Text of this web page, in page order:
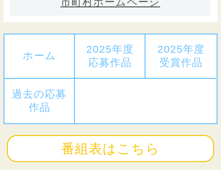
ホーム
2025年度
応募作品
2025年度
受賞作品
過去の応募
作品
番組表はこちら